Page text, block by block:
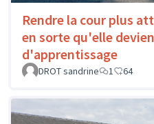
Rendre la cour plus
en sorte qu'elle
d'apprentissage
DROT sandrine 1 64